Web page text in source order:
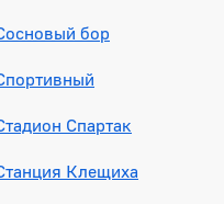
бор
Спартак
Клещиха